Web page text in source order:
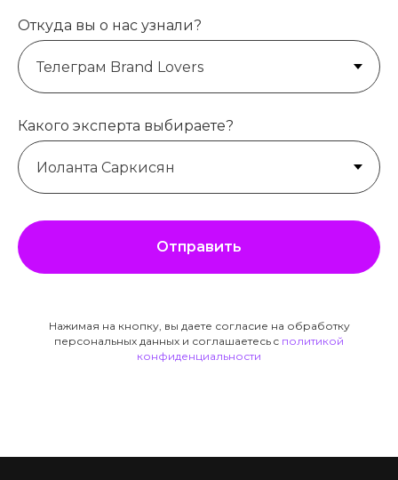
Откуда вы о нас узнали?
Какого эксперта выбираете?
Отправить
Нажимая на кнопку, вы даете согласие на обработку
персональных данных и соглашаетесь c политикой
конфиденциальности